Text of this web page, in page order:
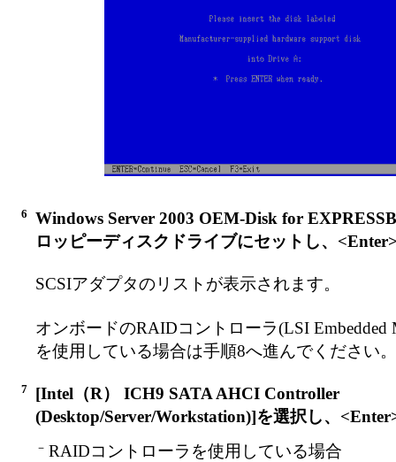
6
Windows Server 2003 OEM-Disk for
ロッピーディスクドライブにセットし、
SCSIアダプタのリストが表示されます。
オンボードのRAIDコントローラ(LSI Embedded
を使用している場合は手順8へ進んでください。
7
[Intel（R） ICH9 SATA AHCI Controller
(Desktop/Server/Workstation)]を選択し、
－ RAIDコントローラを使用している場合